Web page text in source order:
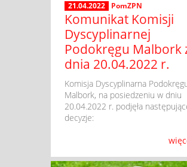
21.04.2022 PomZPN
Komunikat Komisji
Dyscyplinarnej
Podokręgu Malbork
dnia 20.04.2022 r.
Komisja Dyscyplinarna
Malbork, na posiedzeniu w dniu
20.04.2022 r. podjęła
decyzje: